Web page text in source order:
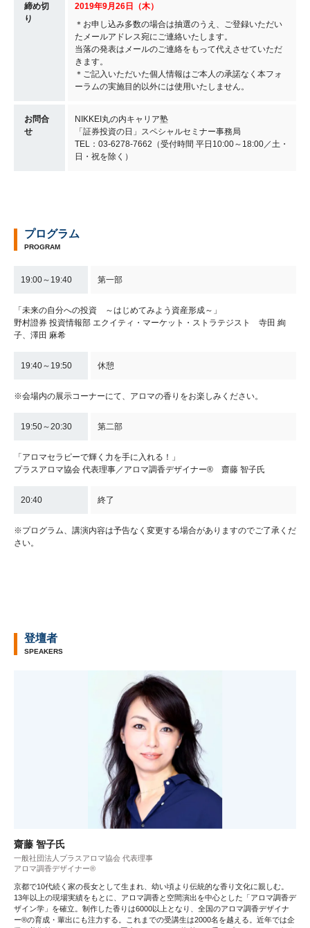
締め切
り
2019年9月26日（木）
＊お申し込み多数の場合は抽選のうえ、ご登録いただい
たメールアドレス宛にご連絡いたします。
当落の発表はメールのご連絡をもって代えさせていただ
きます。
＊ご記入いただいた個人情報はご本人の承諾なく本フォ
ーラムの実施目的以外には使用いたしません。
お問合
せ
NIKKEI丸の内キャリア塾
「証券投資の日」スペシャルセミナー事務局
TEL：03-6278-7662（受付時間 平日10:00～18:00／土・
日・祝を除く）
プログラム
PROGRAM
19:00～19:40 第一部
「未来の自分への投資 ～はじめてみよう資産形成～」
野村證券 投資情報部 エクイティ・マーケット・ストラテジスト 寺田 絢
子、澤田 麻希
19:40～19:50 休憩
※会場内の展示コーナーにて、アロマの香りをお楽しみください。
19:50～20:30 第二部
「アロマセラピーで輝く力を手に入れる！」
プラスアロマ協会 代表理事／アロマ調香デザイナー® 齋藤 智子氏
20:40 終了
※プログラム、講演内容は予告なく変更する場合がありますのでご了承くだ
さい。
登壇者
SPEAKERS
齋藤 智子氏
一般社団法人プラスアロマ協会 代表理事
アロマ調香デザイナー®
京都で10代続く家の長女として生まれ、幼い頃より伝統的な香り文化に親しむ。
13年以上の現場実績をもとに、アロマ調香と空間演出を中心とした「アロマ調香デ
ザイン学」を確立。制作した香りは6000以上となり、全国のアロマ調香デザイナ
ー®の育成・輩出にも注力する。これまでの受講生は2000名を越える。近年では企